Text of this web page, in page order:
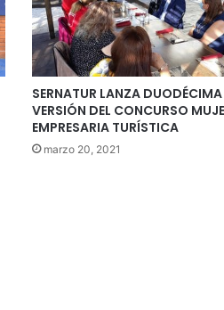
SERNATUR LANZA DUODÉCIMA
VERSIÓN DEL CONCURSO
EMPRESARIA TURÍSTICA
marzo 20, 2021